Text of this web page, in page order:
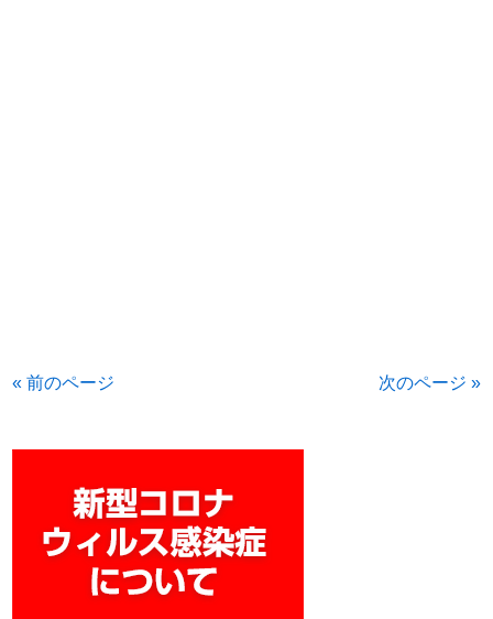
« 前のページ 次のページ »